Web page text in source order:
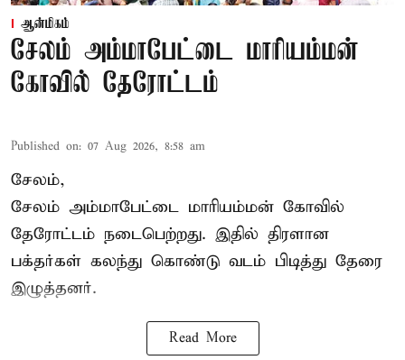
ஆன்மிகம்
சேலம் அம்மாபேட்டை மாரியம்மன்
கோவில் தேரோட்டம்
Published on: 07 Aug 2026, 8:58 am
சேலம்,
சேலம் அம்மாபேட்டை மாரியம்மன் கோவில்
தேரோட்டம் நடைபெற்றது. இதில் திரளான
பக்தர்கள் கலந்து கொண்டு வடம் பிடித்து தேரை
இழுத்தனர்.
Read More